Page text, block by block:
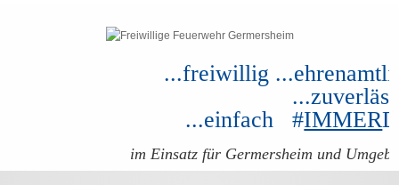
...freiwillig
...einfach #IMMER
im Einsatz für Germersheim und